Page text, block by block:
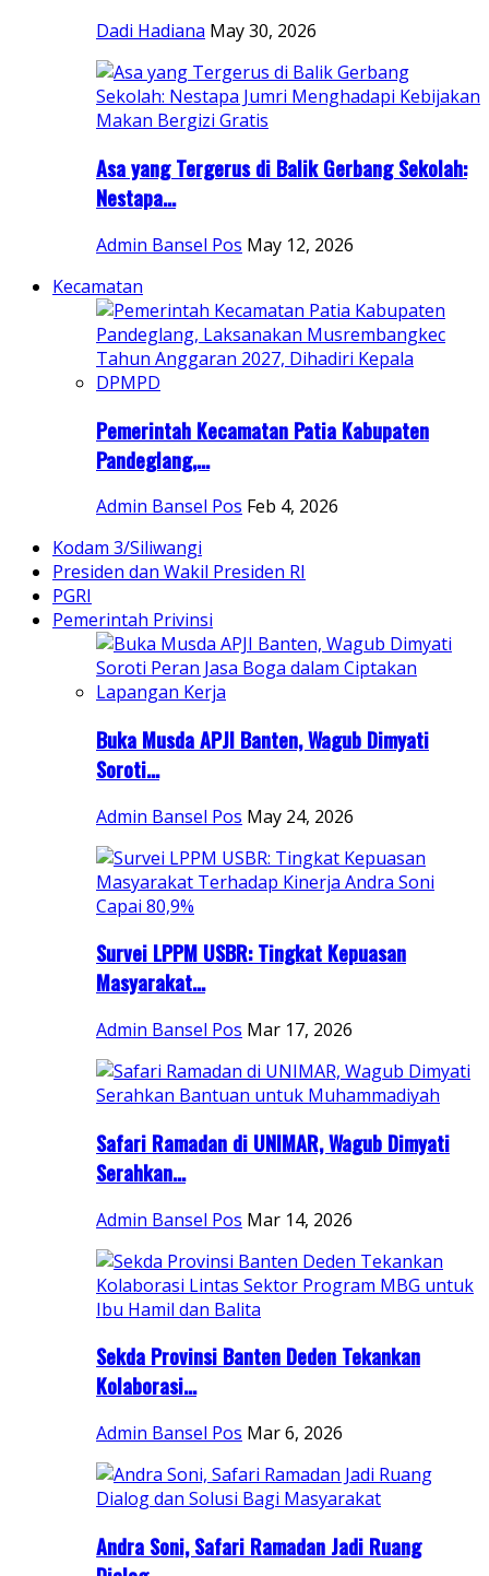
Dadi Hadiana May 30, 2026
Asa yang Tergerus di Balik Gerbang Sekolah:
Nestapa...
Admin Bansel Pos May 12, 2026
Kecamatan
Pemerintah Kecamatan Patia Kabupaten
Pandeglang,...
Admin Bansel Pos Feb 4, 2026
Kodam 3/Siliwangi
Presiden dan Wakil Presiden RI
PGRI
Pemerintah Privinsi
Buka Musda APJI Banten, Wagub Dimyati
Soroti...
Admin Bansel Pos May 24, 2026
Survei LPPM USBR: Tingkat Kepuasan
Masyarakat...
Admin Bansel Pos Mar 17, 2026
Safari Ramadan di UNIMAR, Wagub Dimyati
Serahkan...
Admin Bansel Pos Mar 14, 2026
Sekda Provinsi Banten Deden Tekankan
Kolaborasi...
Admin Bansel Pos Mar 6, 2026
Andra Soni, Safari Ramadan Jadi Ruang